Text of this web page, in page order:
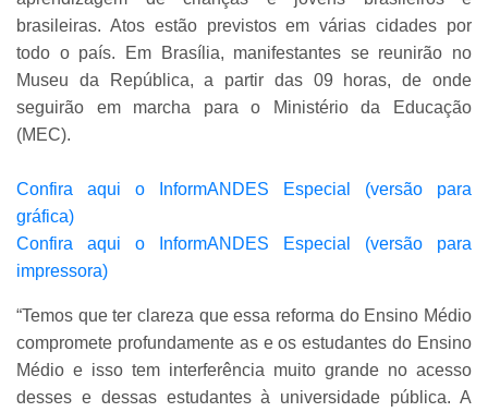
brasileiras. Atos estão previstos em várias cidades por
todo o país. Em Brasília, manifestantes se reunirão no
Museu da República, a partir das 09 horas, de onde
seguirão em marcha para o Ministério da Educação
(MEC).
Confira aqui o InformANDES Especial (versão para
gráfica)
Confira aqui o InformANDES Especial (versão para
impressora)
“Temos que ter clareza que essa reforma do Ensino Médio
compromete profundamente as e os estudantes do Ensino
Médio e isso tem interferência muito grande no acesso
desses e dessas estudantes à universidade pública. A